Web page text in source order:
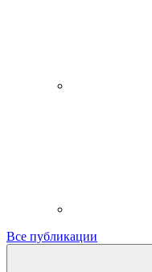
Все публикации